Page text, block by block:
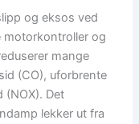
og eksos ved
motorkontroller og
mange
(CO), uforbrente
Det
lekker ut fra